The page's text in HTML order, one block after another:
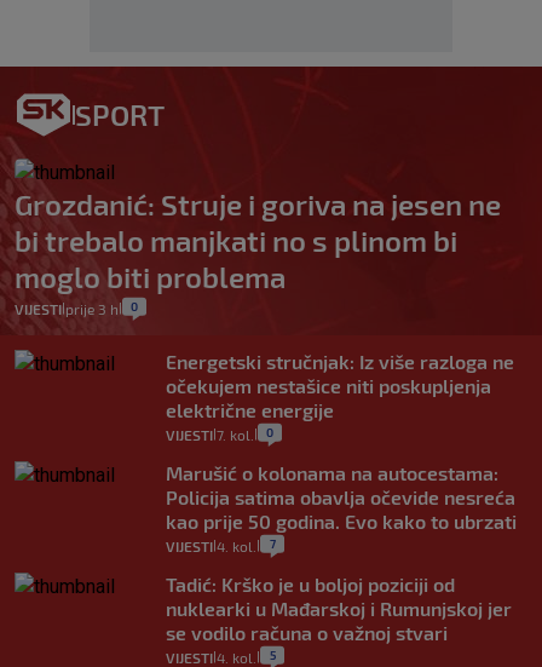
SPORT
Grozdanić: Struje i goriva na jesen ne
bi trebalo manjkati no s plinom bi
moglo biti problema
VIJESTI| prije 3 h 0
Energetski stručnjak: Iz više razloga ne
očekujem nestašice niti poskupljenja
električne energije
VIJESTI 7. kol. 0
Marušić o kolonama na autocestama:
Policija satima obavlja očevide nesreća
kao prije 50 godina. Evo kako to ubrzati
VIJESTI 4. kol. 7
Tadić: Krško je u boljoj poziciji od
nuklearki u Mađarskoj i Rumunjskoj jer
se vodilo računa o važnoj stvari
VIJESTI 4. kol. 5